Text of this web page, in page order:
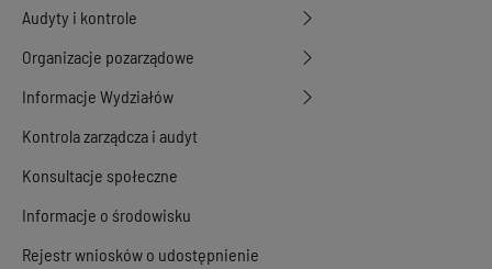
Audyty i kontrole
Organizacje pozarządowe
Informacje Wydziałów
Kontrola zarządcza i audyt
Konsultacje społeczne
Informacje o środowisku
Rejestr wniosków o udostępnienie